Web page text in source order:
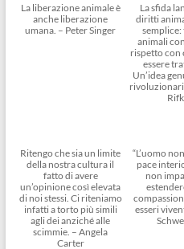
La liberazione animale è
anche liberazione
umana. – Peter Singer
La sfida
diritti
animali
rispetto con
essere
Un’idea
Ritengo che sia un limite
della nostra cultura il
fatto di avere
un’opinione così elevata
di noi stessi. Ci riteniamo
infatti a torto più simili
agli dei anziché alle
scimmie. – Angela
Carter
“L’uomo
pace
non
esseri